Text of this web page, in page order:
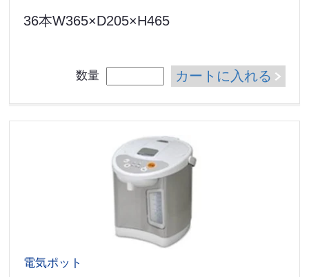
36本W365×D205×H465
数量 カートに入れる
電気ポット